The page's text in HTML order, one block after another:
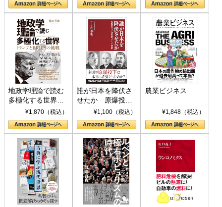
地政学理論で読む
多極化する世界：
トランプとBRICS
の挑戦
¥1,870（税込）
誰が日本を降伏さ
せたか 原爆投
下、ソ連参戦、そ
して聖断 (PHP新
書)
¥1,100（税込）
農業ビジネス
¥1,848（税込）